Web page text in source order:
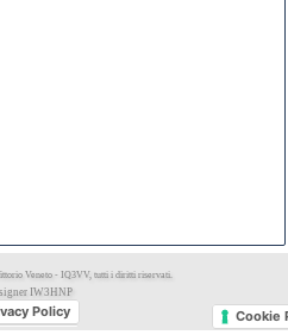
IW3HNP
Veneto - IQ3VV, tutti i diritti riservati.
Policy
Cookie